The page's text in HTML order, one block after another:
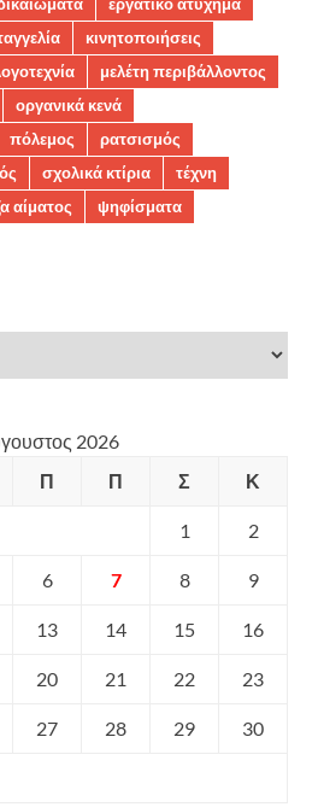
κινητοποιήσεις
μελέτη περιβάλλοντος
οργανικά κενά
πόλεμος
ρατσισμός
σχολικά κτίρια
τέχνη
αίματος ψηφίσματα
2026
Π Π Σ Κ
1 2
6 7 8 9
13 14 15 16
20 21 22 23
27 28 29 30